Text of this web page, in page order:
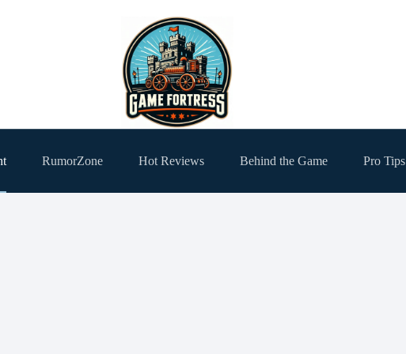
RumorZone Hot Reviews Behind the Game Pro Tips